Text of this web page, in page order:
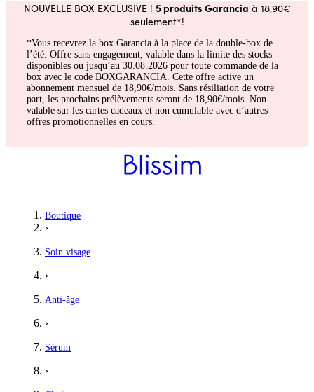
NOUVELLE BOX EXCLUSIVE ! 5 produits Garancia à 18,90€
seulement*!
*Vous recevrez la box Garancia à la place de la double-box de
l’été. Offre sans engagement, valable dans la limite des stocks
disponibles ou jusqu’au 30.08.2026 pour toute commande de la
box avec le code BOXGARANCIA. Cette offre active un
abonnement mensuel de 18,90€/mois. Sans résiliation de votre
part, les prochains prélèvements seront de 18,90€/mois. Non
valable sur les cartes cadeaux et non cumulable avec d’autres
offres promotionnelles en cours.
Boutique
›
Soin visage
›
Anti-âge
›
Sérum
›